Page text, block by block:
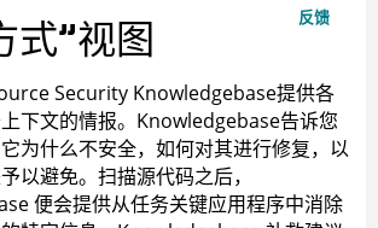
反馈
式”视图
Security Knowledgebase提供各
下文的情报。 Knowledgebase告诉您
为什么不安全，如何对其进行修复，以
以避免。扫描源代码之后，
便会提供从任务关键应用程序中消除